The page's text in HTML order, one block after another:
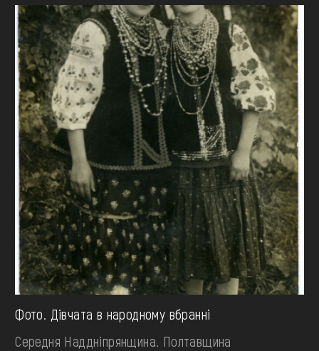
Фото. Дівчата в народному вбранні
Середня Наддніпрянщина. Полтавщина